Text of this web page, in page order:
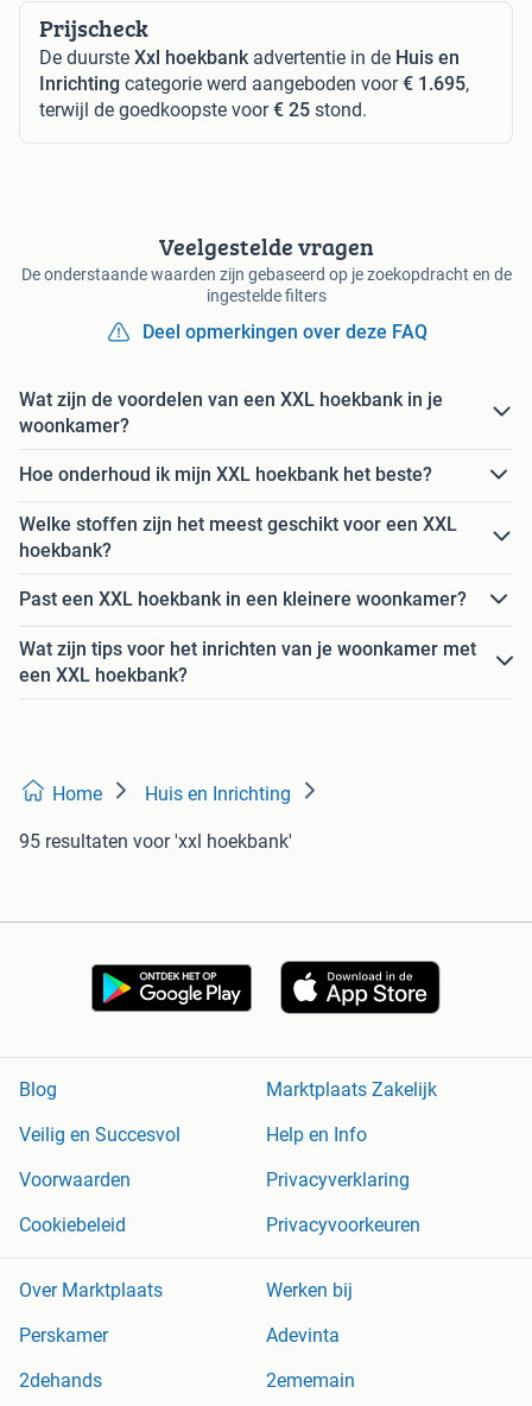
Prijscheck
De duurste Xxl hoekbank advertentie in de Huis en
Inrichting categorie werd aangeboden voor€ 1.695,
terwijl de goedkoopste voor€ 25 stond.
Veelgestelde vragen
De onderstaande waarden zijn gebaseerd op je zoekopdracht en de
ingestelde filters
Deel opmerkingen over deze FAQ
Wat zijn de voordelen van een XXL hoekbank in je
woonkamer?
Hoe onderhoud ik mijn XXL hoekbank het beste?
Welke stoffen zijn het meest geschikt voor een XXL
hoekbank?
Past een XXL hoekbank in een kleinere woonkamer?
Wat zijn tips voor het inrichten van je woonkamer met
een XXL hoekbank?
Home Huis en Inrichting
95 resultaten voor 'xxl hoekbank'
Blog
Marktplaats Zakelijk
Veilig en Succesvol
Help en Info
Voorwaarden
Privacyverklaring
Cookiebeleid
Privacyvoorkeuren
Over Marktplaats
Werken bij
Perskamer
Adevinta
2dehands
2ememain